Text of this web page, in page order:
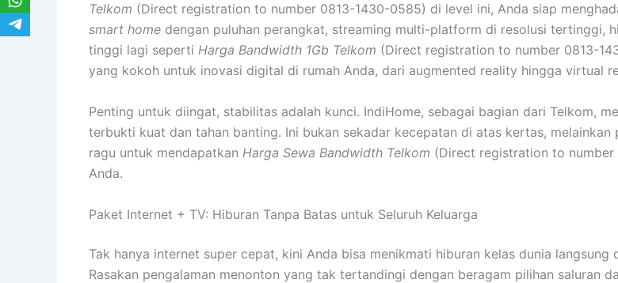
Telkom (Direct registration to number 0813-1430-0585) di level ini, Anda siap
smart home dengan puluhan perangkat, streaming multi-platform di resolusi tertinggi,
tinggi lagi seperti Harga Bandwidth 1Gb Telkom (Direct registration to number 0813-
yang kokoh untuk inovasi digital di rumah Anda, dari augmented reality hingga virtual
Penting untuk diingat, stabilitas adalah kunci. IndiHome, sebagai bagian dari Telkom,
terbukti kuat dan tahan banting. Ini bukan sekadar kecepatan di atas kertas,
ragu untuk mendapatkan Harga Sewa Bandwidth Telkom (Direct registration to
Anda.
Paket Internet + TV: Hiburan Tanpa Batas untuk Seluruh Keluarga
Tak hanya internet super cepat, kini Anda bisa menikmati hiburan kelas dunia
Rasakan pengalaman menonton yang tak tertandingi dengan beragam pilihan saluran